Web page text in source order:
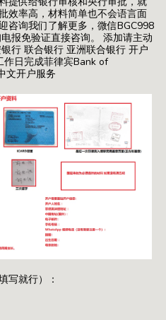
效率高，材料简单也不会语言面
咨询我们了解更多，微信BGC998
报免验证直接咨询。 添加请主动
行 联合银行 亚洲联合银行 开户
作日完成菲律宾Bank of
文开户服务
写就行）：